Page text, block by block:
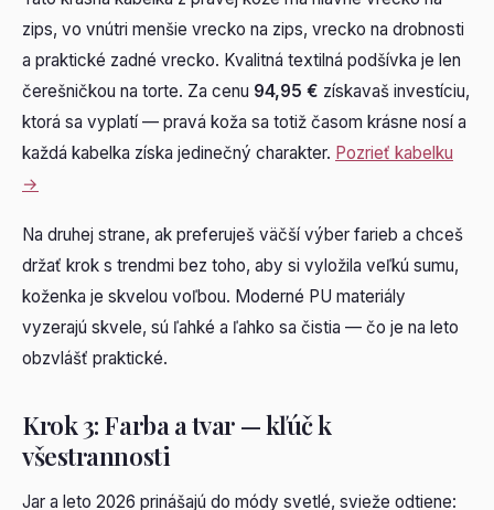
zips, vo vnútri menšie vrecko na zips, vrecko na drobnosti
a praktické zadné vrecko. Kvalitná textilná podšívka je len
čerešničkou na torte. Za cenu 94,95 € získavaš investíciu,
ktorá sa vyplatí — pravá koža sa totiž časom krásne nosí a
každá kabelka získa jedinečný charakter. Pozrieť kabelku
→
Na druhej strane, ak preferuješ väčší výber farieb a chceš
držať krok s trendmi bez toho, aby si vyložila veľkú sumu,
koženka je skvelou voľbou. Moderné PU materiály
vyzerajú skvele, sú ľahké a ľahko sa čistia — čo je na leto
obzvlášť praktické.
Krok 3: Farba a tvar — kľúč k
všestrannosti
Jar a leto 2026 prinášajú do módy svetlé, svieže odtiene: